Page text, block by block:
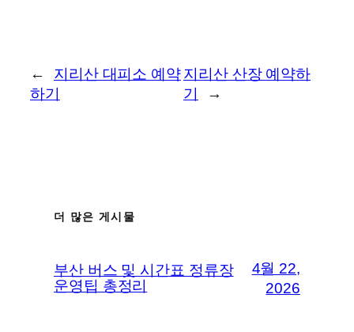
←
지리산 대피소 예약
하기
지리산 산장 예약하
기
→
더 많은 게시물
부산 버스 및 시간표 정류장
운영팁 총정리
4월 22,
2026